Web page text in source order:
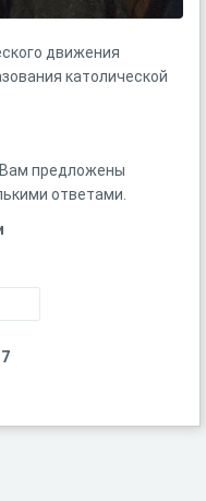
движения
католической
Вам предложены
ответами.
7